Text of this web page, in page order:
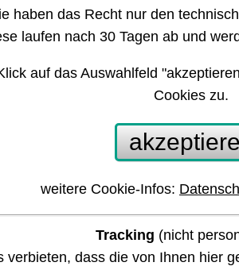
u. Garantie
haben das Recht nur den
laufen nach 30 Tagen ab und
auf das Auswahlfeld
Cookies zu.
weitere Cookie-Infos:
Tracking (nicht
verbieten, dass die von Ihnen hier